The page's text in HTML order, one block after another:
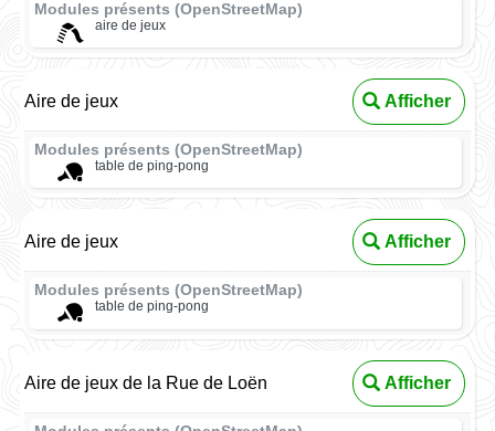
Modules présents (OpenStreetMap)
aire de jeux
Aire de jeux Afficher
Modules présents (OpenStreetMap)
table de ping-pong
Aire de jeux Afficher
Modules présents (OpenStreetMap)
table de ping-pong
Aire de jeux de la Rue de Loën Afficher